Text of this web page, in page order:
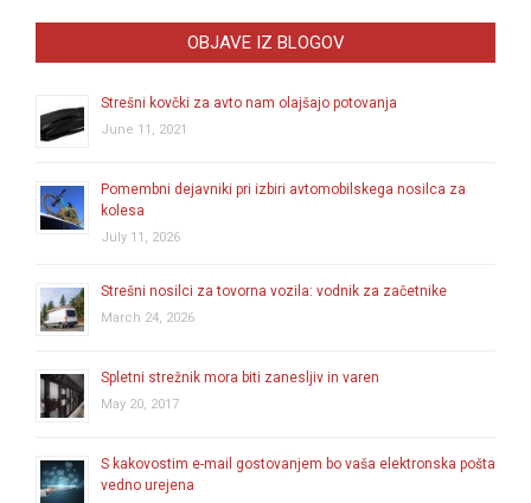
OBJAVE IZ BLOGOV
Strešni kovčki za avto nam olajšajo potovanja
June 11, 2021
Pomembni dejavniki pri izbiri avtomobilskega nosilca za
kolesa
July 11, 2026
Strešni nosilci za tovorna vozila: vodnik za začetnike
March 24, 2026
Spletni strežnik mora biti zanesljiv in varen
May 20, 2017
S kakovostim e-mail gostovanjem bo vaša elektronska pošta
vedno urejena